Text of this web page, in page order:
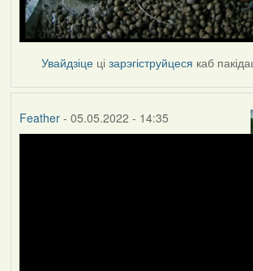
Увайдзіце цізарэгіструйцеся каб
Feather- 05.05.2022 - 14:35